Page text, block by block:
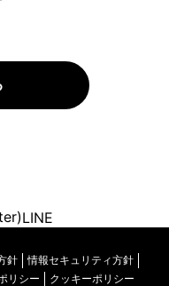
LINE
針
情報セキュリティ方針
リシー クッキーポリシー